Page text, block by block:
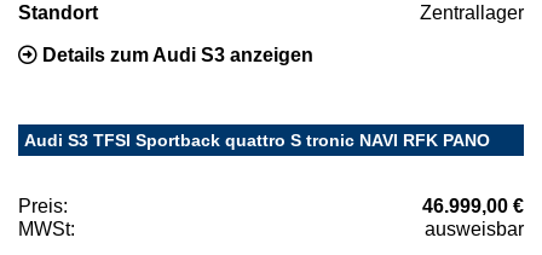
Standort Zentrallager
Details zum Audi S3 anzeigen
Audi S3 TFSI Sportback quattro S tronic NAVI RFK PANO
Preis:
46.999,00 €
MWSt:
ausweisbar